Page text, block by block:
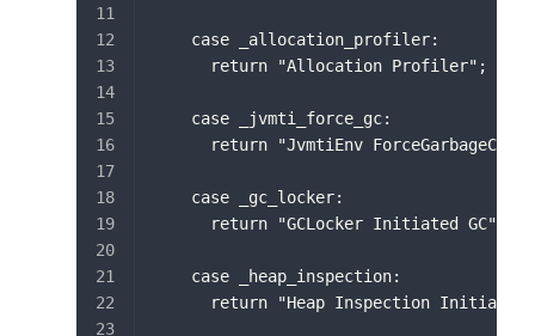
    case _allocation_profiler:
      return "Allocation Profiler";
    case _jvmti_force_gc:
return "JvmtiEnv
    case _gc_locker:
      return "GCLocker Initiated GC";
    case _heap_inspection:
return "Heap Inspection Initiated